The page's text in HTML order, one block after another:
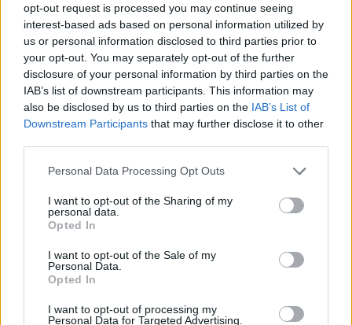
opt-out request is processed you may continue seeing
interest-based ads based on personal information utilized by
us or personal information disclosed to third parties prior to
your opt-out. You may separately opt-out of the further
disclosure of your personal information by third parties on the
IAB’s list of downstream participants. This information may
also be disclosed by us to third parties on the IAB’s List of
Downstream Participants that may further disclose it to other
Personal Data Processing Opt Outs
I want to opt-out of the Sharing of my
personal data.
Opted In
I want to opt-out of the Sale of my
Personal Data.
Opted In
I want to opt-out of processing my
Personal Data for Targeted Advertising.
Esim for Global
Esim for USA | Esim for Italy Esim for Spain|Esim